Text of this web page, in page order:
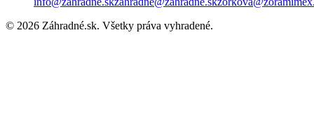
© 2026 Záhradné.sk. Všetky práva vyhradené.